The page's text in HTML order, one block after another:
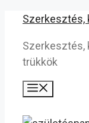
Kilépés
tartalomba
Szerkesztés,
Szerkesztés,
trükkök